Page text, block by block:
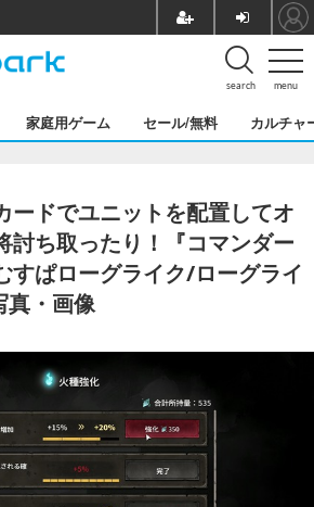
menu
search
家庭用ゲーム セール/無料 カルチャ
ードでユニットを配置してオ
討ち取ったり！『コマンダー
すぱローグライク/ローグライ
真・画像